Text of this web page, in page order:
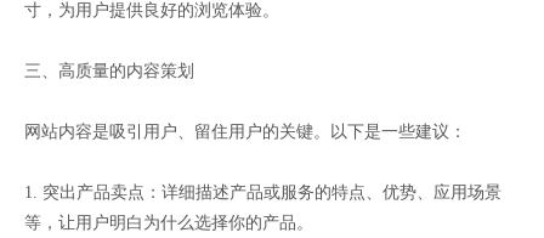
寸，为用户提供良好的浏览体验。
三、高质量的内容策划
网站内容是吸引用户、留住用户的关键。以下是一些建议：
1. 突出产品卖点：详细描述产品或服务的特点、优势、应用场景
等，让用户明白为什么选择你的产品。